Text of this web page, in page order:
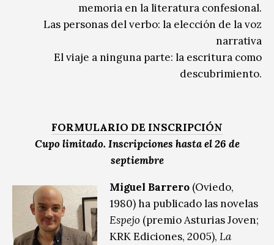
memoria en la literatura confesional.
Las personas del verbo: la elección de la voz
narrativa
El viaje a ninguna parte: la escritura como
descubrimiento.
FORMULARIO DE INSCRIPCIÓN
Cupo limitado. Inscripciones hasta el 26 de
septiembre
Miguel Barrero (Oviedo,
1980) ha publicado las novelas
Espejo (premio Asturias Joven;
KRK Ediciones, 2005), La